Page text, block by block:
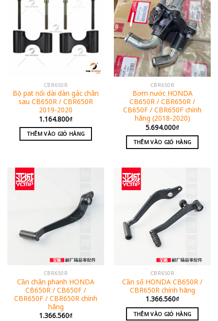
CBR650R
Bộ pat nối dài dàn gác chân
sau CB650R / CBR650R
2019-2020
1.164.800₫
THÊM VÀO GIỎ HÀNG
CBR650R
Bơm nước HONDA
CB650R / CBR650R /
CB650F / CBR650F chính
hãng (2018-2020)
5.694.000₫
THÊM VÀO GIỎ HÀNG
CBR650R
Cần chân phanh HONDA
CB650R / CB650F /
CBR650F / CBR650R chính
hãng
1.366.560₫
CBR650R
Cần số HONDA CB650R /
CBR650R chính hãng
1.366.560₫
THÊM VÀO GIỎ HÀNG